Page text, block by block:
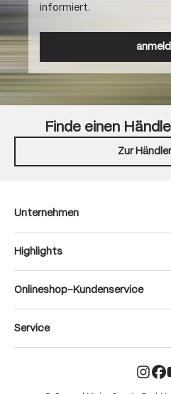
informiert.
Finde einen
Zur
Unternehmen
Highlights
Onlineshop-Kundenservice
Service